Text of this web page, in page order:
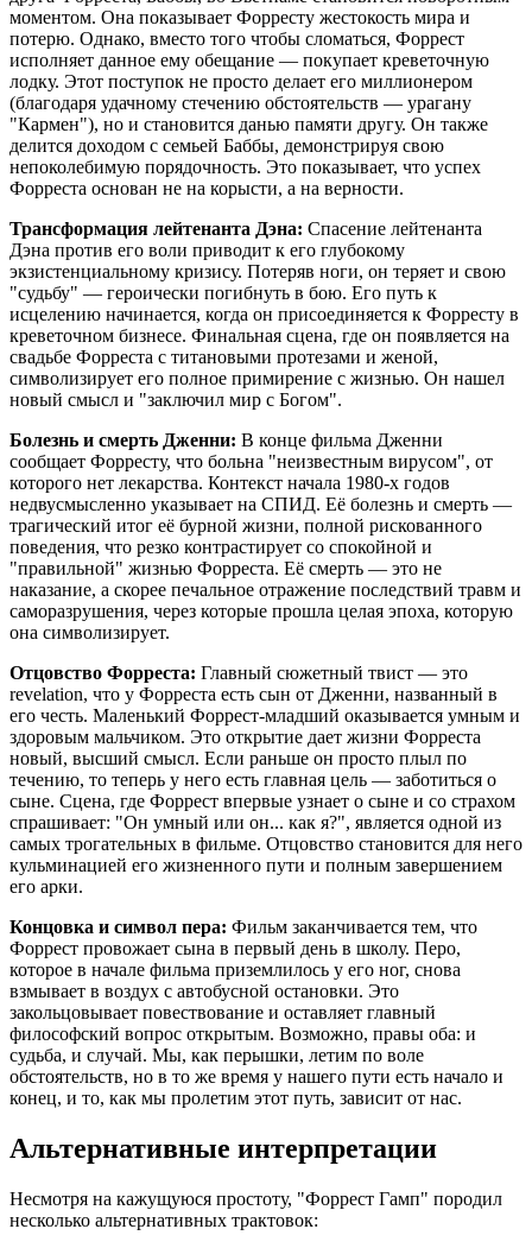
моментом. Она показывает Форресту жестокость мира и
потерю. Однако, вместо того чтобы сломаться, Форрест
исполняет данное ему обещание — покупает креветочную
лодку. Этот поступок не просто делает его миллионером
(благодаря удачному стечению обстоятельств — урагану
"Кармен"), но и становится данью памяти другу. Он также
делится доходом с семьей Баббы, демонстрируя свою
непоколебимую порядочность. Это показывает, что успех
Форреста основан не на корысти, а на верности.
Трансформация лейтенанта Дэна: Спасение лейтенанта
Дэна против его воли приводит к его глубокому
экзистенциальному кризису. Потеряв ноги, он теряет и свою
"судьбу" — героически погибнуть в бою. Его путь к
исцелению начинается, когда он присоединяется к Форресту в
креветочном бизнесе. Финальная сцена, где он появляется на
свадьбе Форреста с титановыми протезами и женой,
символизирует его полное примирение с жизнью. Он нашел
новый смысл и "заключил мир с Богом".
Болезнь и смерть Дженни: В конце фильма Дженни
сообщает Форресту, что больна "неизвестным вирусом", от
которого нет лекарства. Контекст начала 1980-х годов
недвусмысленно указывает на СПИД. Её болезнь и смерть —
трагический итог её бурной жизни, полной рискованного
поведения, что резко контрастирует со спокойной и
"правильной" жизнью Форреста. Её смерть — это не
наказание, а скорее печальное отражение последствий травм и
саморазрушения, через которые прошла целая эпоха, которую
она символизирует.
Отцовство Форреста: Главный сюжетный твист — это
revelation, что у Форреста есть сын от Дженни, названный в
его честь. Маленький Форрест-младший оказывается умным и
здоровым мальчиком. Это открытие дает жизни Форреста
новый, высший смысл. Если раньше он просто плыл по
течению, то теперь у него есть главная цель — заботиться о
сыне. Сцена, где Форрест впервые узнает о сыне и со страхом
спрашивает: "Он умный или он... как я?", является одной из
самых трогательных в фильме. Отцовство становится для него
кульминацией его жизненного пути и полным завершением
его арки.
Концовка и символ пера: Фильм заканчивается тем, что
Форрест провожает сына в первый день в школу. Перо,
которое в начале фильма приземлилось у его ног, снова
взмывает в воздух с автобусной остановки. Это
закольцовывает повествование и оставляет главный
философский вопрос открытым. Возможно, правы оба: и
судьба, и случай. Мы, как перышки, летим по воле
обстоятельств, но в то же время у нашего пути есть начало и
конец, и то, как мы пролетим этот путь, зависит от нас.
Альтернативные интерпретации
Несмотря на кажущуюся простоту, "Форрест Гамп" породил
несколько альтернативных трактовок: